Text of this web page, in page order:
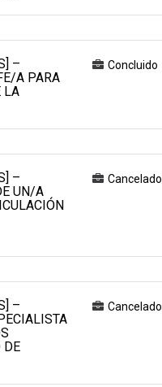
–
A PARA
LA
Concluido
–
UN/A
Cancelado
–
DE
Cancelado